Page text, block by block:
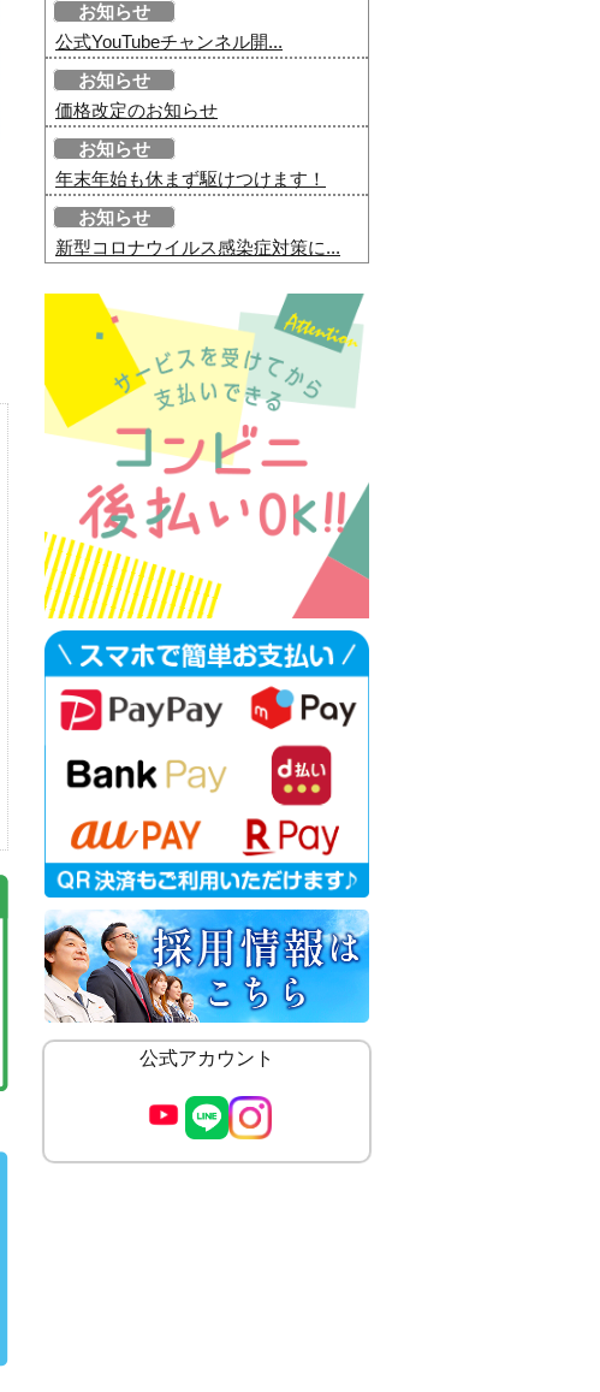
お知らせ
公式YouTubeチャンネル開...
お知らせ
価格改定のお知らせ
お知らせ
年末年始も休まず駆けつけます！
お知らせ
新型コロナウイルス感染症対策に...
公式アカウント